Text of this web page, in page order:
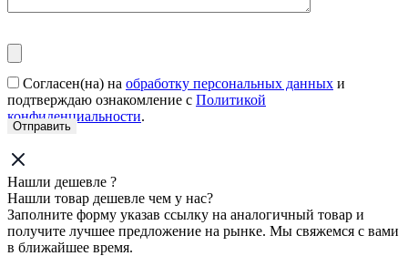
Согласен(на) на обработку персональных данных и
подтверждаю ознакомление с Политикой
конфиденциальности.
Нашли дешевле ?
Нашли товар дешевле чем у нас?
Заполните форму указав ссылку на аналогичный товар и
получите лучшее предложение на рынке. Мы свяжемся с вами
в ближайшее время.